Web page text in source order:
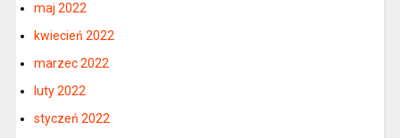
maj 2022
kwiecień 2022
marzec 2022
luty 2022
styczeń 2022